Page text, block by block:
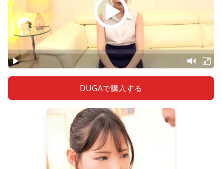
DUGAで購入する